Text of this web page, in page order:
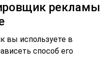
рекламы
вы используете в
способ его